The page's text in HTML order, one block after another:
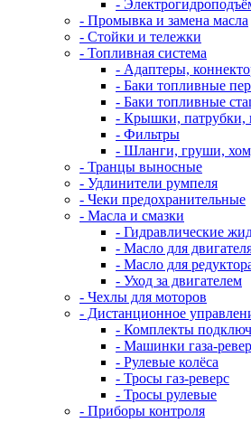
-
- Промывка и замена масла
- Стойки и тележки
- Топливная система
- Адаптеры,
- Баки топливные
- Баки топливные
- Крышки, патрубки,
- Фильтры
- Шланги, груши,
- Транцы выносные
- Удлинители румпеля
- Чеки предохранительные
- Масла и смазки
- Гидравлические
- Масло для
- Масло для
- Уход за двигателем
- Чехлы для моторов
- Дистанционное
- Комплекты
- Машинки газа-
- Рулевые колёса
- Тросы газ-реверс
- Тросы рулевые
- Приборы контроля